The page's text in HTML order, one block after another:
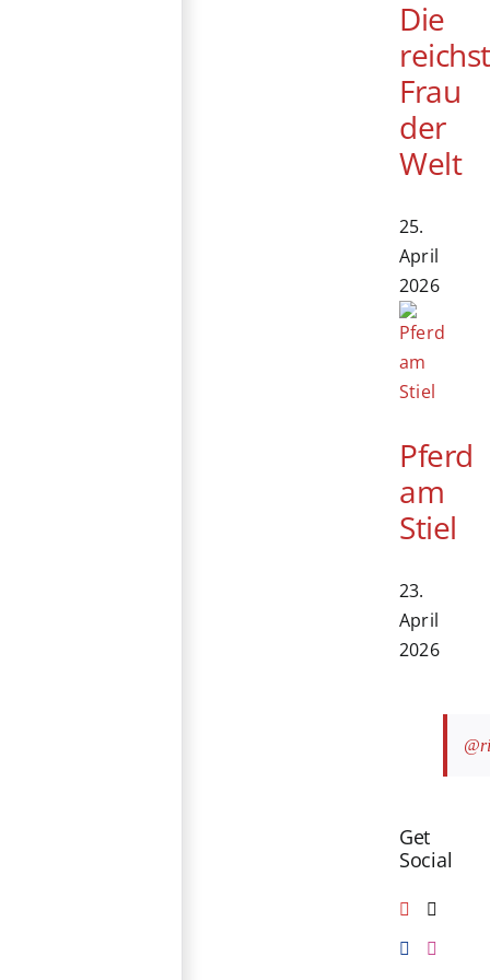
Die
Frau
der
Welt
25.
April
2026
Pferd
am
Stiel
23.
April
2026
Get
Social